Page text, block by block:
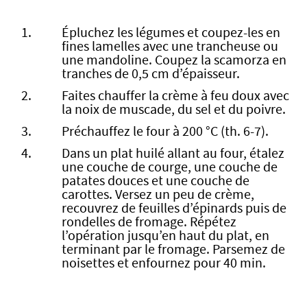
Épluchez les légumes et coupez-les en
fines lamelles avec une trancheuse ou
une mandoline. Coupez la scamorza en
tranches de 0,5 cm d’épaisseur.
Faites chauffer la crème à feu doux avec
la noix de muscade, du sel et du poivre.
Préchauffez le four à 200 °C (th. 6-7).
Dans un plat huilé allant au four, étalez
une couche de courge, une couche de
patates douces et une couche de
carottes. Versez un peu de crème,
recouvrez de feuilles d’épinards puis de
rondelles de fromage. Répétez
l’opération jusqu’en haut du plat, en
terminant par le fromage. Parsemez de
noisettes et enfournez pour 40 min.